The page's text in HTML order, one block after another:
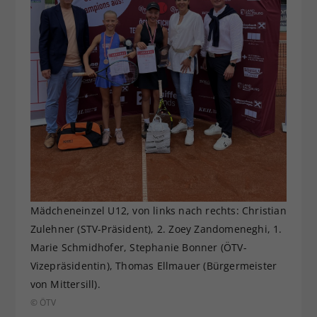
Mädcheneinzel U12, von links nach rechts: Christian
Zulehner (STV-Präsident), 2. Zoey Zandomeneghi, 1.
Marie Schmidhofer, Stephanie Bonner (ÖTV-
Vizepräsidentin), Thomas Ellmauer (Bürgermeister
von Mittersill).
© ÖTV